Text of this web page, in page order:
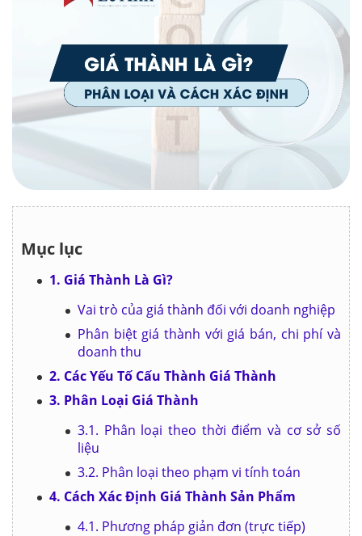
Mục lục
1. Giá Thành Là Gì?
Vai trò của giá thành đối với doanh nghiệp
Phân biệt giá thành với giá bán, chi phí và
doanh thu
2. Các Yếu Tố Cấu Thành Giá Thành
3. Phân Loại Giá Thành
3.1. Phân loại theo thời điểm và cơ sở số
liệu
3.2. Phân loại theo phạm vi tính toán
4. Cách Xác Định Giá Thành Sản Phẩm
4.1. Phương pháp giản đơn (trực tiếp)